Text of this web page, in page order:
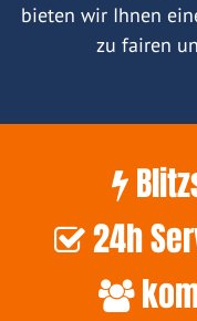
bieten wir Ihnen
zu fairen
24h